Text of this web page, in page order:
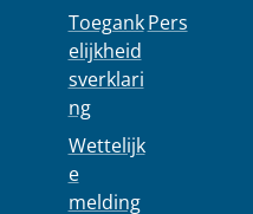
Toegank
elijkheid
sverklari
ng
Wettelijk
e
melding
Pers